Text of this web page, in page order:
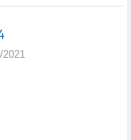
2021